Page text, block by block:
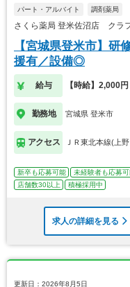
パート・アルバイト 調剤薬局
さくら薬局 登米佐沼店 クラ
【宮城県登米市】
援有／設備◎
給与 【時給】2,000
勤務地 宮城県 登米市
アクセス ＪＲ東北本線(上
新卒も応募可能 未経験者も応募
店舗数30以上
積極採用中
求人の詳細を見る
更新日：2026年8月5日